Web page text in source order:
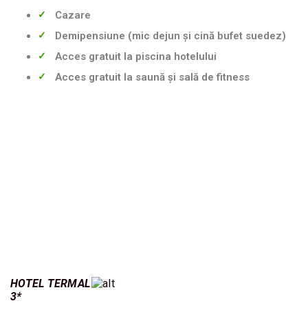
BILETE
EVENIMENTE
Cazare
Demipensiune (mic dejun și cină bufet suedez)
Acces gratuit la piscina hotelului
Acces gratuit la saună și sală de fitness
HOTEL TERMAL
3*